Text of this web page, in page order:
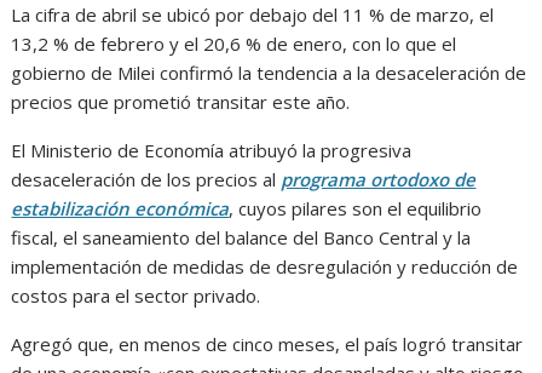
La cifra de abril se ubicó por debajo del 11 % de marzo, el
13,2 % de febrero y el 20,6 % de enero, con lo que el
gobierno de Milei confirmó la tendencia a la desaceleración de
precios que prometió transitar este año.
El Ministerio de Economía atribuyó la progresiva
desaceleración de los precios al programa ortodoxo de
estabilización económica, cuyos pilares son el equilibrio
fiscal, el saneamiento del balance del Banco Central y la
implementación de medidas de desregulación y reducción de
costos para el sector privado.
Agregó que, en menos de cinco meses, el país logró transitar